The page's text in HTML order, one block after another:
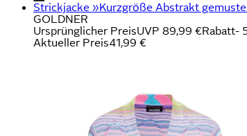
Strickjacke »Kurzgröße Abstrakt
GOLDNER
Ursprünglicher PreisUVP 89,99 €Rabatt-
Aktueller Preis41,99 €